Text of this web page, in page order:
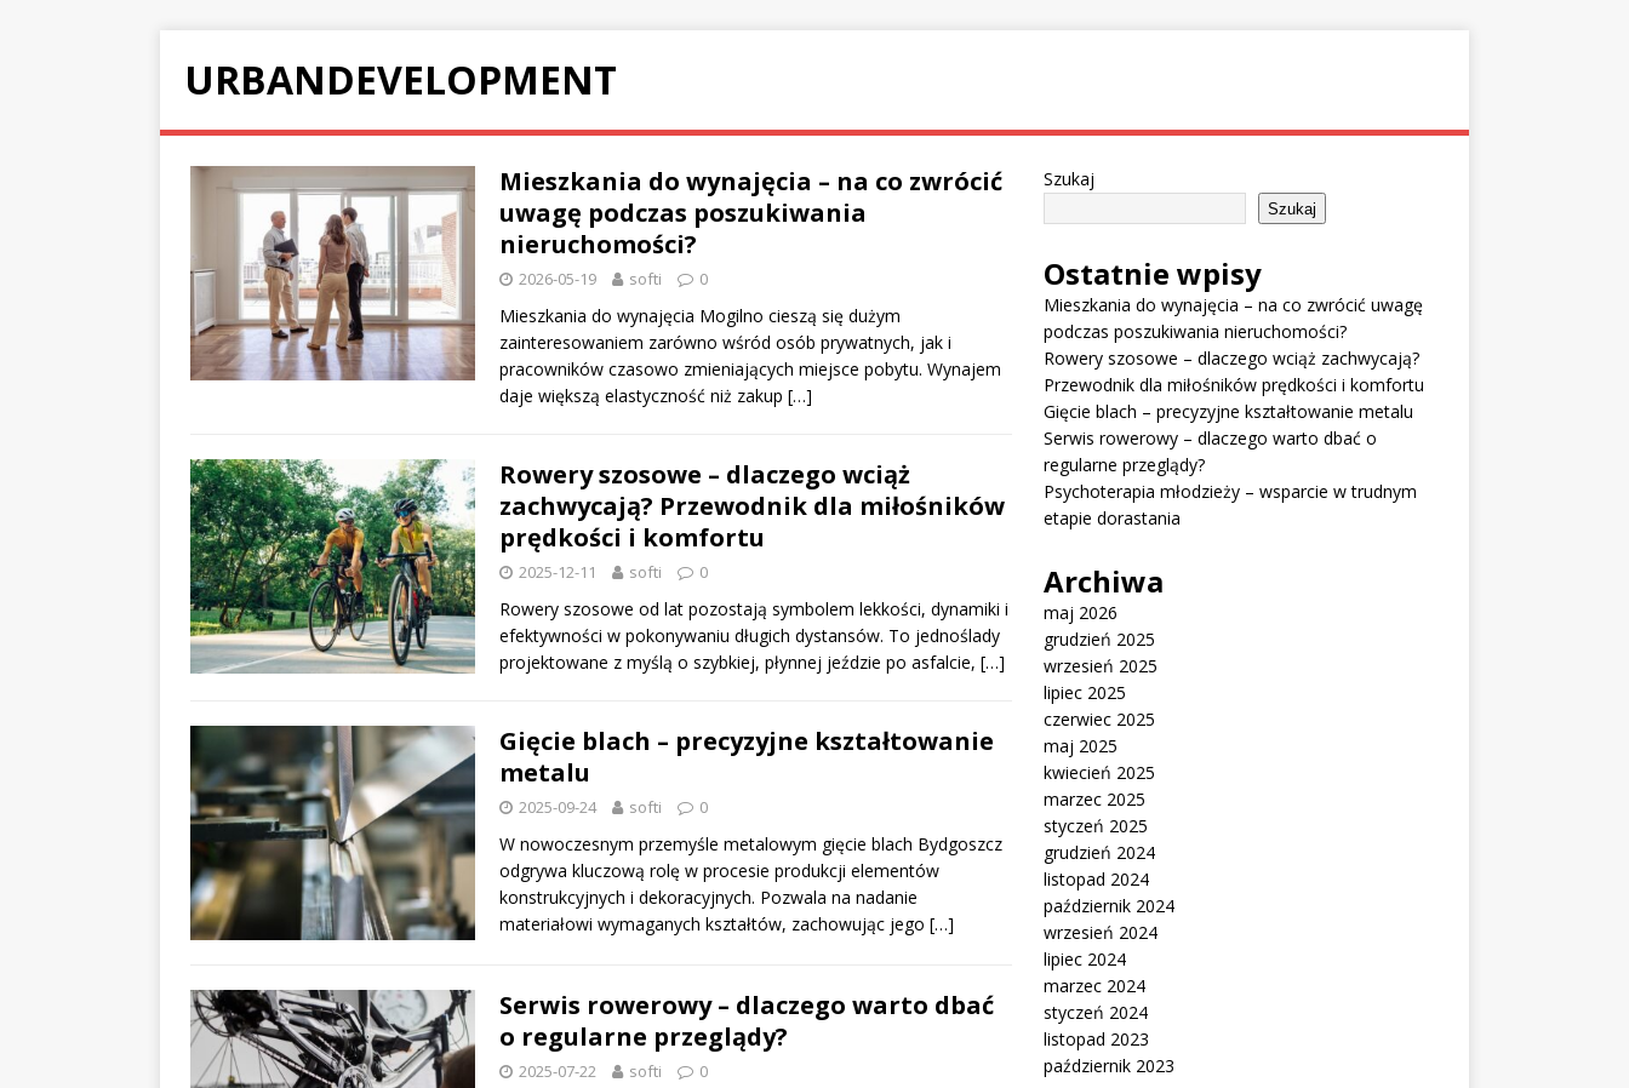
URBANDEVELOPMENT
Mieszkania do wynajęcia – na co zwrócić
uwagę podczas poszukiwania
nieruchomości?
2026-05-19 softi 0
Mieszkania do wynajęcia Mogilno cieszą się dużym
zainteresowaniem zarówno wśród osób prywatnych, jak i
pracowników czasowo zmieniających miejsce pobytu. Wynajem
daje większą elastyczność niż zakup […]
Rowery szosowe – dlaczego wciąż
zachwycają? Przewodnik dla miłośników
prędkości i komfortu
2025-12-11 softi 0
Rowery szosowe od lat pozostają symbolem lekkości, dynamiki i
efektywności w pokonywaniu długich dystansów. To jednoślady
projektowane z myślą o szybkiej, płynnej jeździe po asfalcie, […]
Gięcie blach – precyzyjne kształtowanie
metalu
2025-09-24 softi 0
W nowoczesnym przemyśle metalowym gięcie blach Bydgoszcz
odgrywa kluczową rolę w procesie produkcji elementów
konstrukcyjnych i dekoracyjnych. Pozwala na nadanie
materiałowi wymaganych kształtów, zachowując jego […]
Serwis rowerowy – dlaczego warto dbać
o regularne przeglądy?
2025-07-22 softi 0
Szukaj
Szukaj
Ostatnie wpisy
Mieszkania do wynajęcia – na co zwrócić uwagę
podczas poszukiwania nieruchomości?
Rowery szosowe – dlaczego wciąż zachwycają?
Przewodnik dla miłośników prędkości i komfortu
Gięcie blach – precyzyjne kształtowanie metalu
Serwis rowerowy – dlaczego warto dbać o
regularne przeglądy?
Psychoterapia młodzieży – wsparcie w trudnym
etapie dorastania
Archiwa
maj 2026
grudzień 2025
wrzesień 2025
lipiec 2025
czerwiec 2025
maj 2025
kwiecień 2025
marzec 2025
styczeń 2025
grudzień 2024
listopad 2024
październik 2024
wrzesień 2024
lipiec 2024
marzec 2024
styczeń 2024
listopad 2023
październik 2023